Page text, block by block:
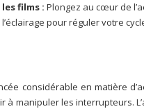
films : Plongez au cœur de
l’éclairage pour réguler votre
considérable en matière
à manipuler les